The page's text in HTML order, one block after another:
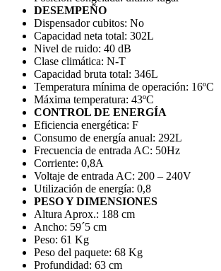
DESEMPEÑO
Dispensador cubitos: No
Capacidad neta total: 302L
Nivel de ruido: 40 dB
Clase climática: N-T
Capacidad bruta total: 346L
Temperatura mínima de operación: 16ºC
Máxima temperatura: 43ºC
CONTROL DE ENERGÍA
Eficiencia energética: F
Consumo de energía anual: 292L
Frecuencia de entrada AC: 50Hz
Corriente: 0,8A
Voltaje de entrada AC: 200 – 240V
Utilización de energía: 0,8
PESO Y DIMENSIONES
Altura Aprox.: 188 cm
Ancho: 59´5 cm
Peso: 61 Kg
Peso del paquete: 68 Kg
Profundidad: 63 cm